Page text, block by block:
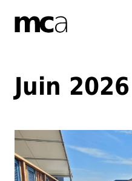
Juin 2026